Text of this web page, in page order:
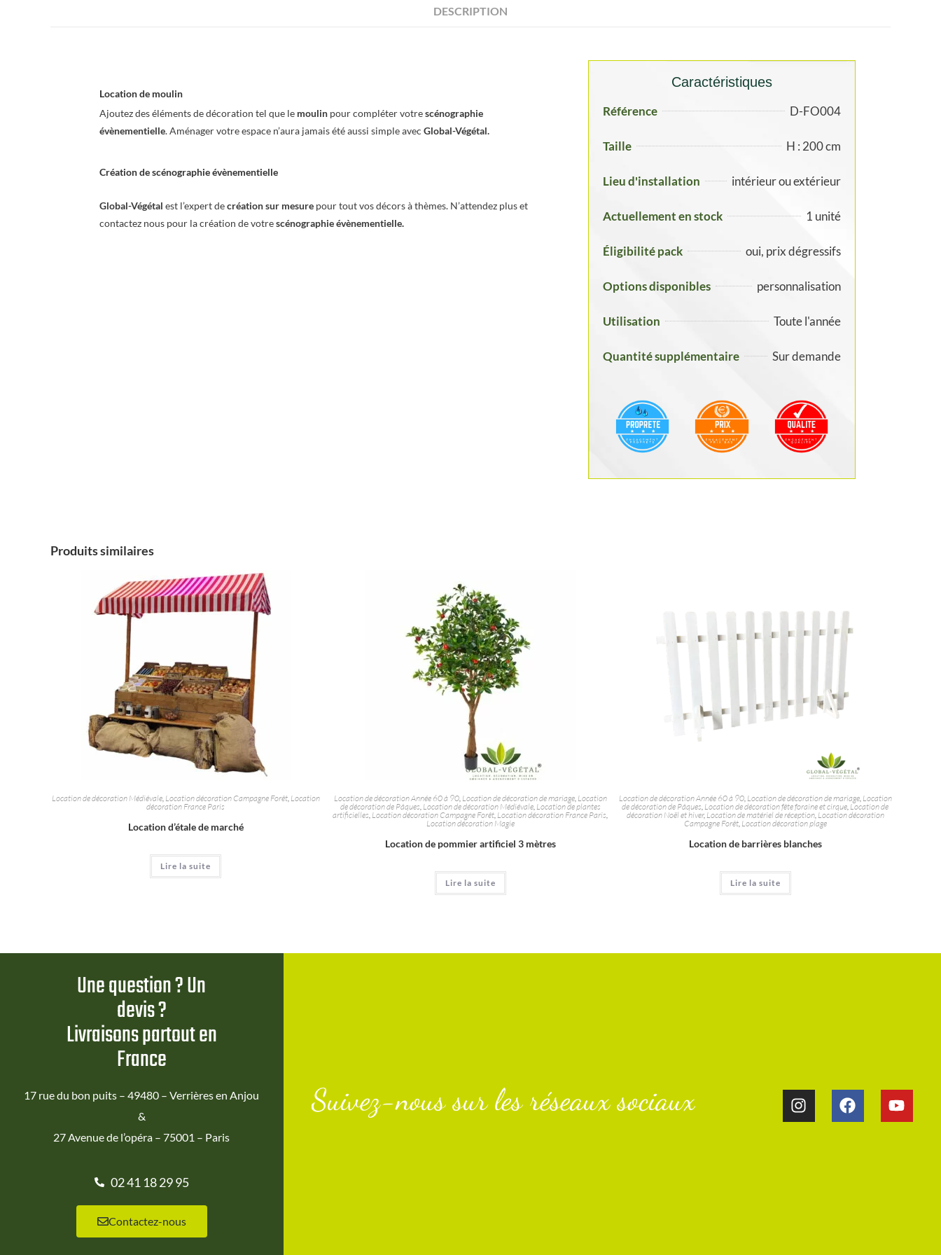
DESCRIPTION
Location de moulin
Ajoutez des éléments de décoration tel que le moulin pour compléter votrescénographie
évènementielle. Aménager votre espace n’aura jamais été aussi simple avec Global-Végétal.
Création de scénographie évènementielle
Global-Végétal est l’expert decréation sur mesure pour tout vos décors à thèmes. N’attendez plus et
contactez nous pour la création de votrescénographie évènementielle.
Caractéristiques
Référence D-FO004
Taille H : 200 cm
Lieu d'installation intérieur ou extérieur
Actuellement en stock 1 unité
Éligibilité pack oui, prix dégressifs
Options disponibles personnalisation
Utilisation Toute l'année
Quantité supplémentaire Sur demande
Produits similaires
Location de décoration Médiévale, Location décoration Campagne Forêt, Location
décoration France Paris
Location d’étale de marché
Lire la suite
Location de décoration Année 60 à 90, Location de décoration de mariage, Location
de décoration de Pâques, Location de décoration Médiévale, Location de plantes
artificielles, Location décoration Campagne Forêt, Location décoration France Paris,
Location décoration Magie
Location de pommier artificiel 3 mètres
Lire la suite
Location de décoration Année 60 à 90, Location de décoration de mariage, Location
de décoration de Pâques, Location de décoration fête foraine et cirque, Location de
décoration Noël et hiver, Location de matériel de réception, Location décoration
Campagne Forêt, Location décoration plage
Location de barrières blanches
Lire la suite
Une question ? Un
devis ?
Livraisons partout en
France
17 rue du bon puits – 49480 – Verrières en Anjou
&
27 Avenue de l’opéra – 75001 – Paris
02 41 18 29 95
Contactez-nous
Suivez-nous sur les réseaux sociaux​